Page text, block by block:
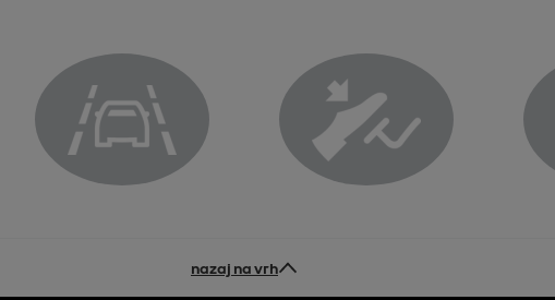
Opozorilna lučka sistema za preprečevanje spremembe voznega pasu
Kontrolna lučka za nogo na
nazaj na vrh